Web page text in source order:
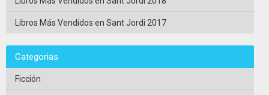
Libros Más Vendidos en Sant Jordi 2017
Categorias
Ficción